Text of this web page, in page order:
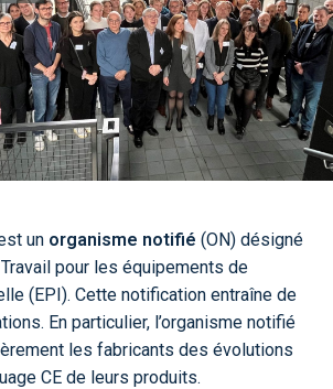
un organisme notifié (ON) désigné
pour les équipements de
(EPI). Cette notification entraîne de
En particulier, l’organisme notifié
les fabricants des évolutions
CE de leurs produits.